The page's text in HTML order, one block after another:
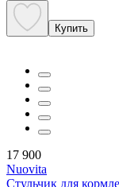
Купить
17 900
Nuovita
Стульчик для